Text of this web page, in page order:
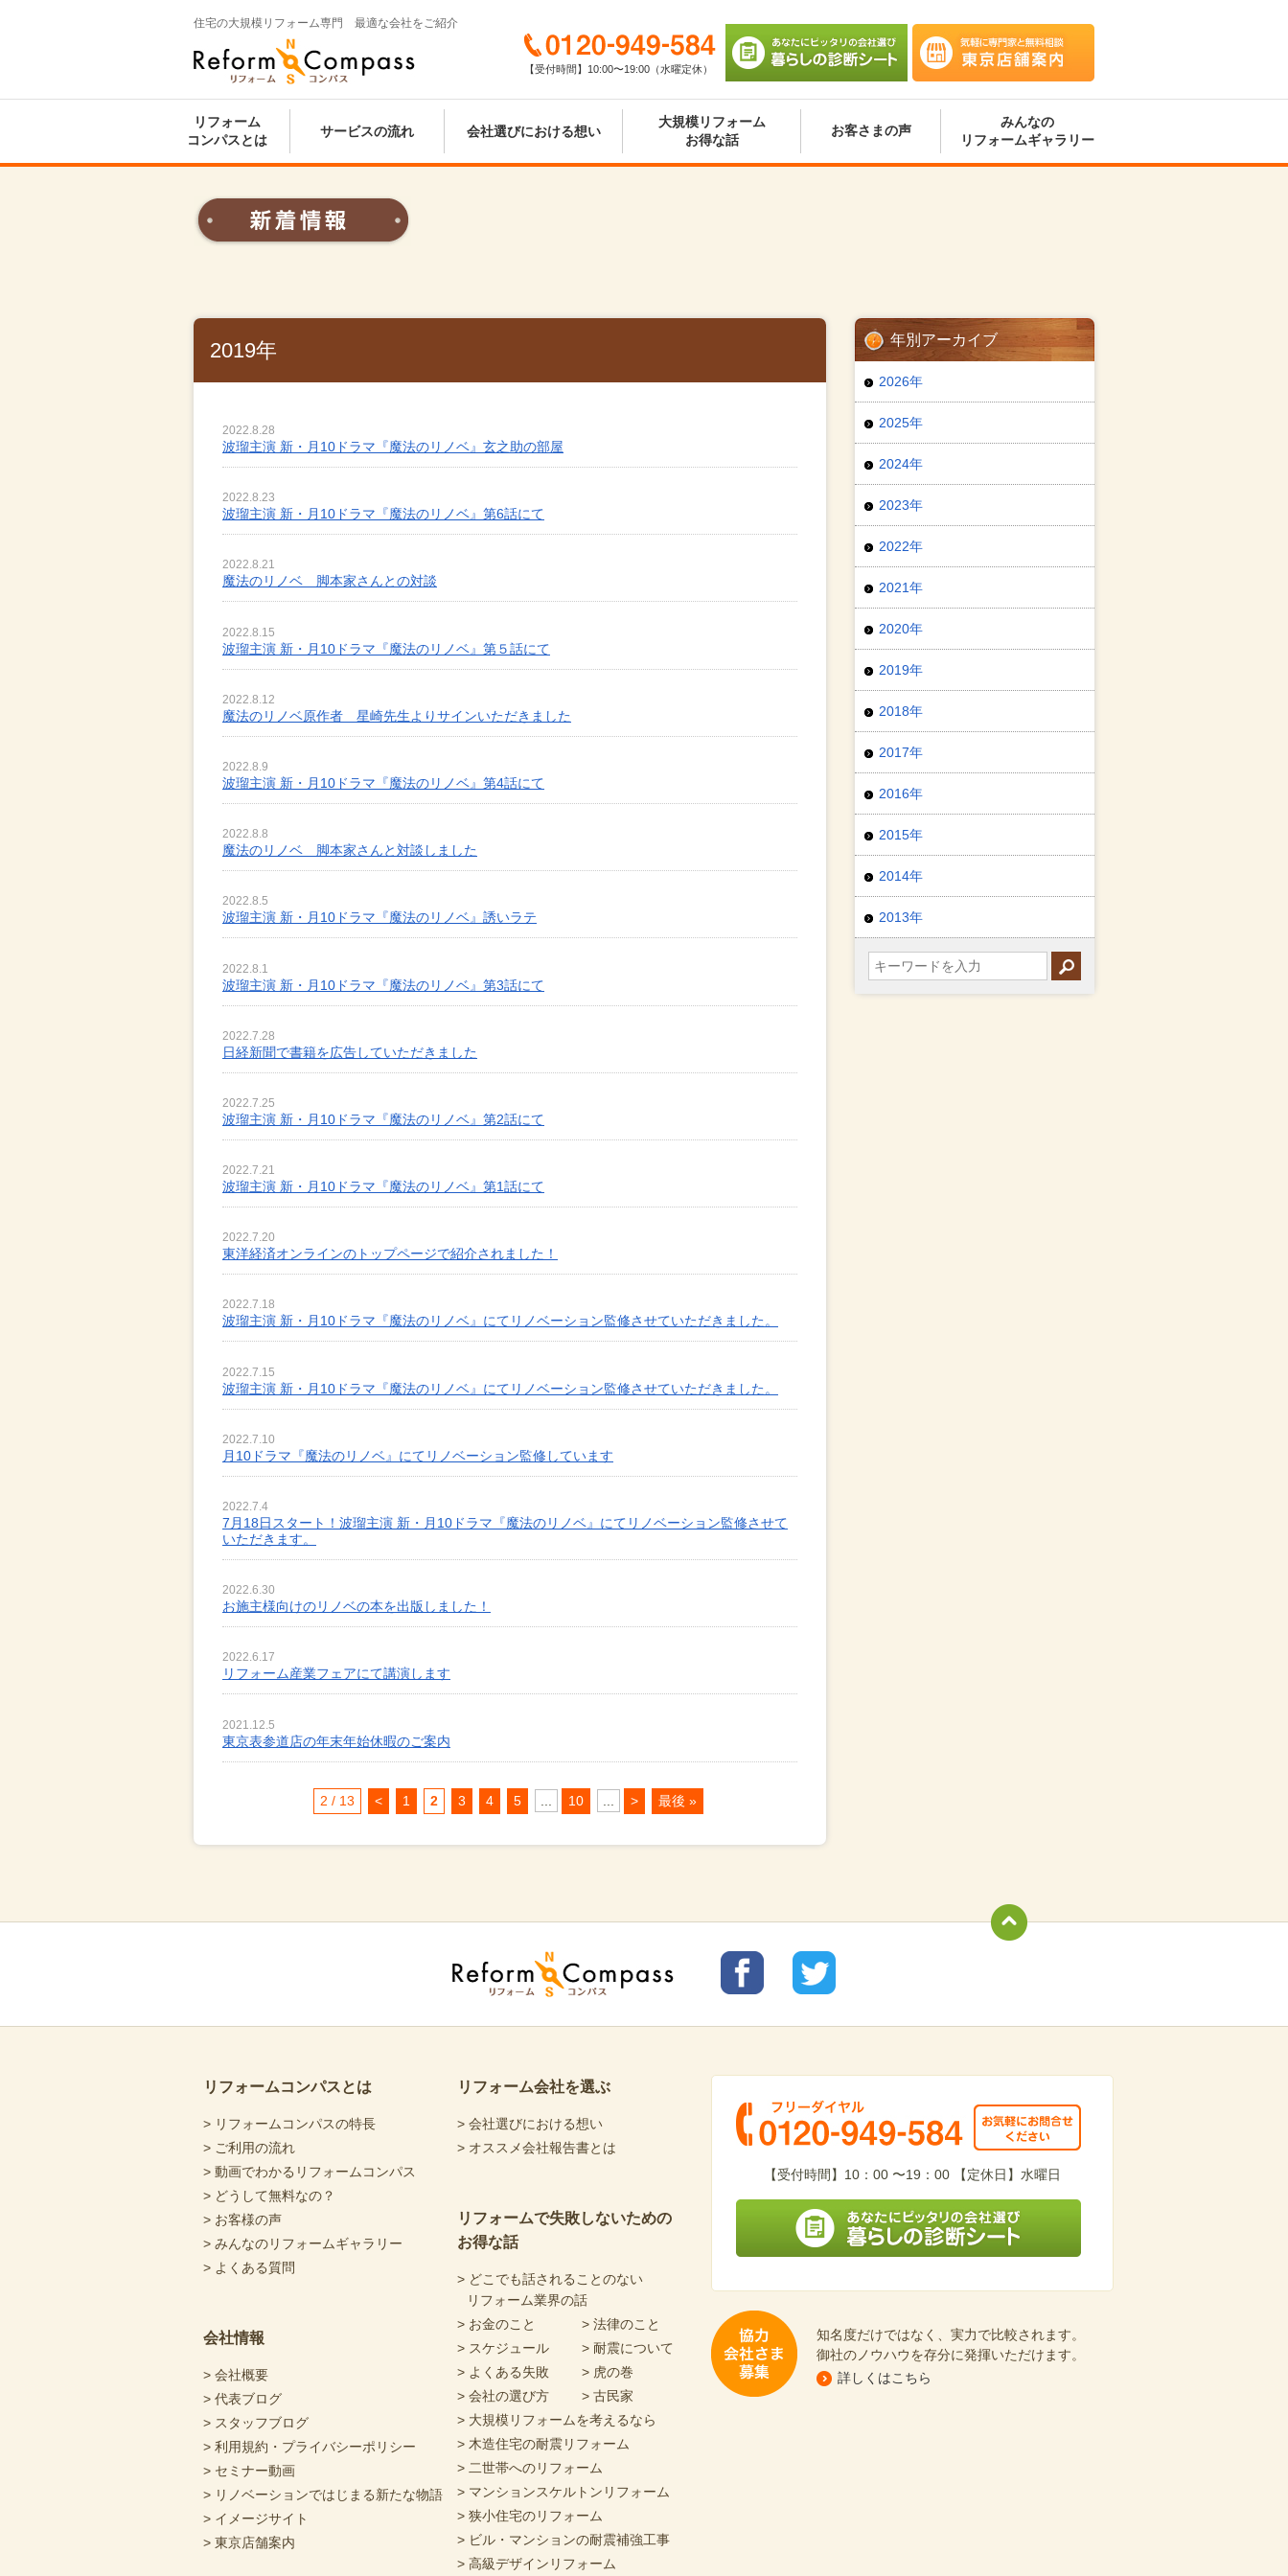
住宅の大規模リフォーム専門 最適な会社をご紹介
ス
店舗案内
び 暮らしの診断シート
0120-949-584
【受付時間】10:00〜19:00（水曜定休）
リフォーム
コンパスとは
サービスの流れ 会社選びにおける想い
大規模リフォーム
お得な話
お客さまの声
みんなの
リフォームギャラリー
2019年
2022.8.28
波瑠主演 新・月10ドラマ『魔法のリノベ』玄之助の部屋
2022.8.23
波瑠主演 新・月10ドラマ『魔法のリノベ』第6話にて
2022.8.21
魔法のリノベ 脚本家さんとの対談
2022.8.15
波瑠主演 新・月10ドラマ『魔法のリノベ』第５話にて
2022.8.12
魔法のリノベ原作者 星崎先生よりサインいただきました
2022.8.9
波瑠主演 新・月10ドラマ『魔法のリノベ』第4話にて
2022.8.8
魔法のリノベ 脚本家さんと対談しました
2022.8.5
波瑠主演 新・月10ドラマ『魔法のリノベ』誘いラテ
2022.8.1
波瑠主演 新・月10ドラマ『魔法のリノベ』第3話にて
2022.7.28
日経新聞で書籍を広告していただきました
2022.7.25
波瑠主演 新・月10ドラマ『魔法のリノベ』第2話にて
2022.7.21
波瑠主演 新・月10ドラマ『魔法のリノベ』第1話にて
2022.7.20
東洋経済オンラインのトップページで紹介されました！
2022.7.18
波瑠主演 新・月10ドラマ『魔法のリノベ』にてリノベーション監修させていただきました。
2022.7.15
波瑠主演 新・月10ドラマ『魔法のリノベ』にてリノベーション監修させていただきました。
2022.7.10
月10ドラマ『魔法のリノベ』にてリノベーション監修しています
2022.7.4
7月18日スタート！波瑠主演 新・月10ドラマ『魔法のリノベ』にてリノベーション監修させて
いただきます。
2022.6.30
お施主様向けのリノベの本を出版しました！
2022.6.17
リフォーム産業フェアにて講演します
2021.12.5
東京表参道店の年末年始休暇のご案内
2 / 13 < 1 2 3 4 5 10 > 最後 »
年別アーカイブ
2026年
2025年
2024年
2023年
2022年
2021年
2020年
2019年
2018年
2017年
2016年
2015年
2014年
2013年
ス
ームコ
ームコ
リフォームコンパスとは
> リフォームコンパスの特長
> ご利用の流れ
> 動画でわかるリフォームコンパス
> どうして無料なの？
> お客様の声
> みんなのリフォームギャラリー
> よくある質問
会社情報
> 会社概要
> 代表ブログ
> スタッフブログ
> 利用規約・プライバシーポリシー
> セミナー動画
> リノベーションではじまる新たな物語
> イメージサイト
> 東京店舗案内
リフォーム会社を選ぶ
> 会社選びにおける想い
> オススメ会社報告書とは
リフォームで失敗しないための
お得な話
> どこでも話されることのない
リフォーム業界の話
> お金のこと
> 法律のこと
> スケジュール
> 耐震について
> よくある失敗
> 虎の巻
> 会社の選び方
> 古民家
> 大規模リフォームを考えるなら
> 木造住宅の耐震リフォーム
> 二世帯へのリフォーム
> マンションスケルトンリフォーム
> 狭小住宅のリフォーム
> ビル・マンションの耐震補強工事
> 高級デザインリフォーム
【受付時間】10：00 〜19：00 【定休日】水曜日
知名度だけではなく、実力で比較されます。
御社のノウハウを存分に発揮いただけます。
詳しくはこちら